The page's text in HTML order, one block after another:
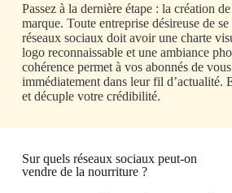
Passez à la dernière étape : la création
marque. Toute entreprise désireuse de
réseaux sociaux doit avoir une charte
logo reconnaissable et une ambiance
cohérence permet à vos abonnés de
immédiatement dans leur fil d’actualité.
et décuple votre crédibilité.
Sur quels réseaux sociaux peut-on
vendre de la nourriture ?